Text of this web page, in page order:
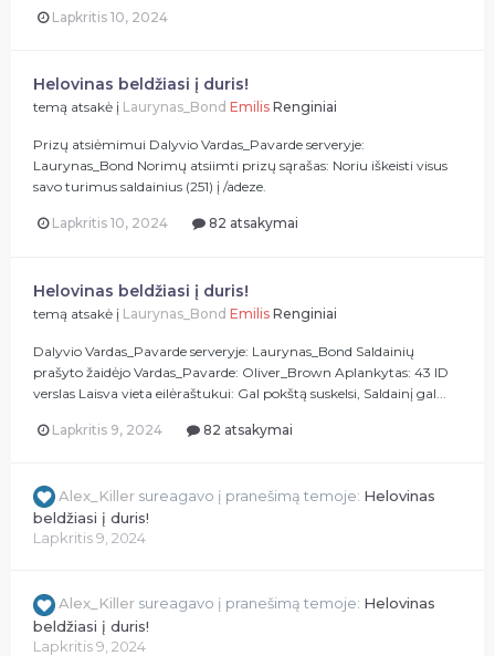
Lapkritis 10, 2024
Helovinas beldžiasi į duris!
temą atsakė į Laurynas_Bond Emilis Renginiai
Prizų atsiėmimui Dalyvio Vardas_Pavarde serveryje:
Laurynas_Bond Norimų atsiimti prizų sąrašas: Noriu iškeisti visus
savo turimus saldainius (251) į /adeze.
Lapkritis 10, 2024 82 atsakymai
Helovinas beldžiasi į duris!
temą atsakė į Laurynas_Bond Emilis Renginiai
Dalyvio Vardas_Pavarde serveryje: Laurynas_Bond Saldainių
prašyto žaidėjo Vardas_Pavarde: Oliver_Brown Aplankytas: 43 ID
verslas Laisva vieta eilėraštukui: Gal pokštą suskelsi, Saldainį gal...
Lapkritis 9, 2024 82 atsakymai
Alex_Killer sureagavo į pranešimą temoje: Helovinas
beldžiasi į duris!
Lapkritis 9, 2024
Alex_Killer sureagavo į pranešimą temoje: Helovinas
beldžiasi į duris!
Lapkritis 9, 2024